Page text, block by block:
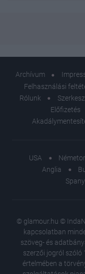
Archívum
Felhasználási
Rólunk
Előfizetés
USA
Anglia
© glamour.hu ©
kapcsolatban
szöveg- és
szerzői jogról szóló
értelmében a